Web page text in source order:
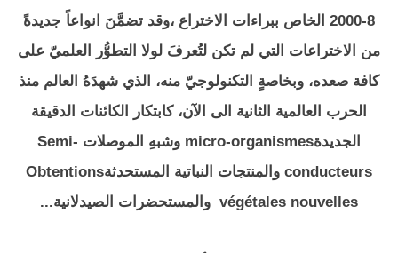
8-2000 الخاص ببراءات الاختراع ،وقد تضمَّنَ انواعاً جديدةً
من الاختراعات التي لم تكن لتُعرفَ لولا التطوُّر العلميّ على
كافة صعده، وبخاصةٍ التكنولوجيّ منه، الذي شهدَهُ العالم منذ
الحرب العالمية الثانية الى الآن، كابتكار الكائنات الدقيقة
الجديدةmicro-organismes وشبهِ الموصلات Semi-
conducteurs والمنتجات النباتية المستحدثةObtentions
végétales nouvelles والمستحضرات الصيدلانية...